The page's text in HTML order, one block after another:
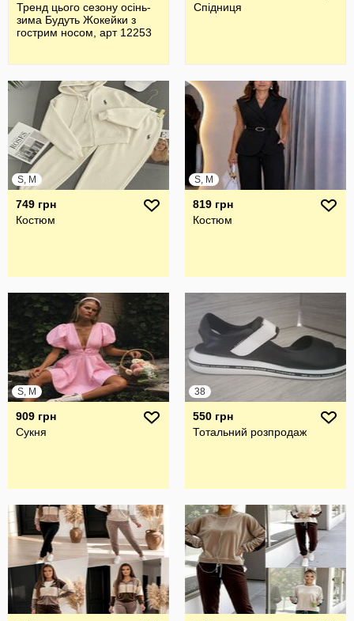
Тренд цього сезону осінь-
зима Будуть Жокейки з
гострим носом, арт 12253
Спідниця
S, M
749 грн
Костюм
S, M
819 грн
Костюм
S, M
909 грн
Сукня
38
550 грн
Тотальний розпродаж